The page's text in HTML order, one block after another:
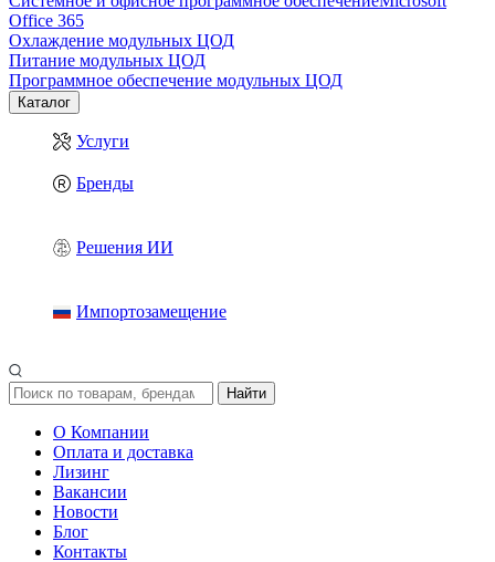
Office 365
Охлаждение модульных ЦОД
Питание модульных ЦОД
Программное обеспечение модульных ЦОД
Каталог
Услуги
Бренды
Решения ИИ
Импортозамещение
Найти
О Компании
Оплата и доставка
Лизинг
Вакансии
Новости
Блог
Контакты